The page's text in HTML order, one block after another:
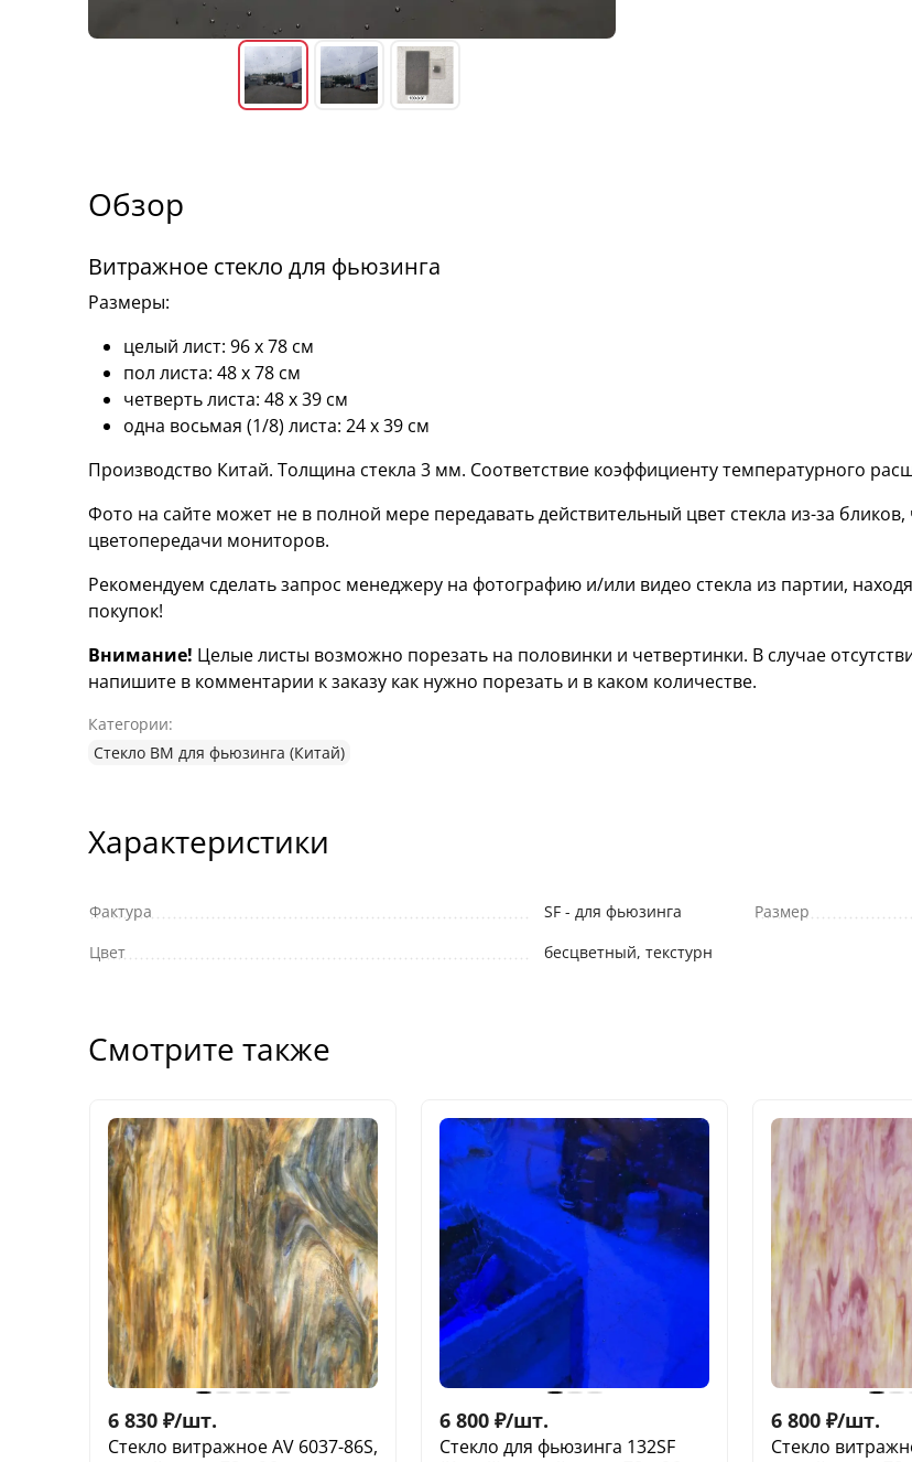
Обзор
Витражное стекло для фьюзинга
Размеры:
целый лист: 96 х 78 см
пол листа: 48 х 78 см
четверть листа: 48 х 39 см
одна восьмая (1/8) листа: 24 х 39 см
Производство Китай. Толщина стекла 3 мм. Соответствие коэффициенту температурного
Фото на сайте может не в полной мере передавать действительный цвет стекла из-за
цветопередачи мониторов.
Рекомендуем сделать запрос менеджеру на фотографию и/или видео стекла из партии,
покупок!
Внимание! Целые листы возможно порезать на половинки и четвертинки. В случае
напишите в комментарии к заказу как нужно порезать и в каком количестве.
Категории:
Стекло ВМ для фьюзинга (Китай)
Характеристики
Фактура
SF - для фьюзинга
Цвет
бесцветный, текстурн
Размер
Смотрите также
6 830 ₽/шт.
Стекло витражное AV 6037-86S,
6 800 ₽/шт.
Стекло для фьюзинга 132SF
6 800 ₽/шт.
Стекло